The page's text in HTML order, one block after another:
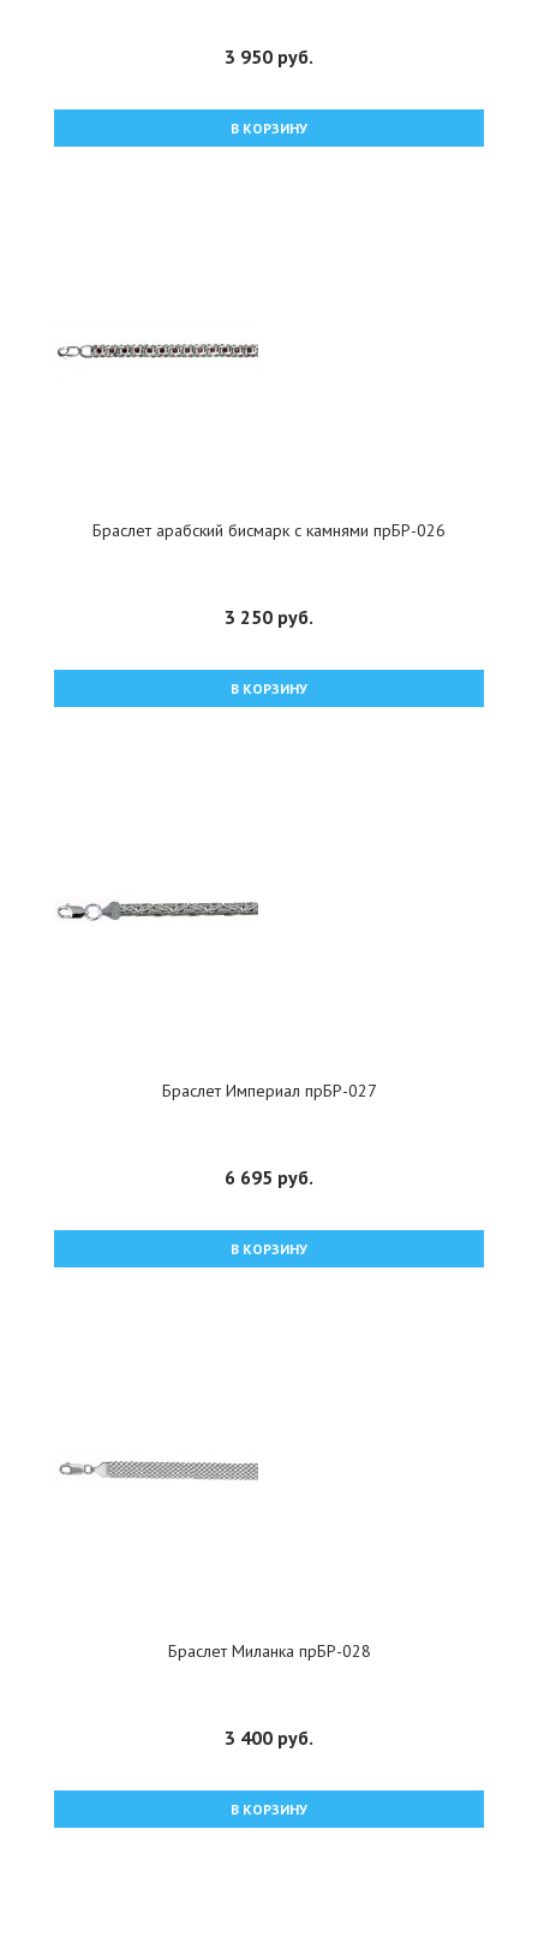
3 950 руб.
В КОРЗИНУ
Браслет арабский бисмарк с камнями прБР-026
3 250 руб.
В КОРЗИНУ
Браслет Империал прБР-027
6 695 руб.
В КОРЗИНУ
Браслет Миланка прБР-028
3 400 руб.
В КОРЗИНУ